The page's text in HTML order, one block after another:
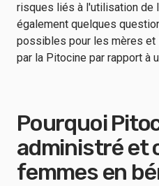
risques liés à l'utilisation de
également quelques
possibles pour les mères et
par la Pitocine par rapport à
Pourquoi
administré et
femmes en